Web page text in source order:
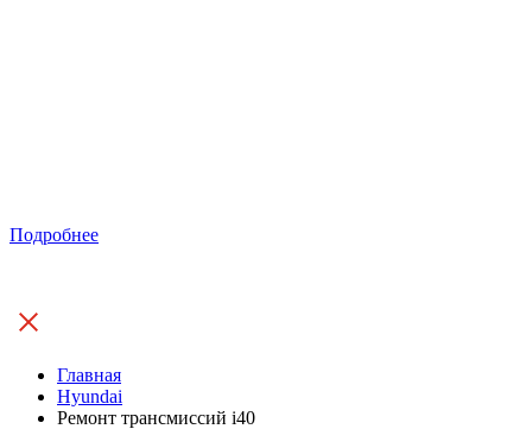
Подробнее
Главная
Hyundai
Ремонт трансмиссий i40